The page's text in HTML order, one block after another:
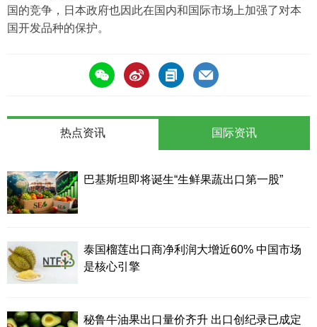
国的竞争，日本政府也因此在国内和国际市场上加强了对本
国开发品种的保护。
热点资讯
巴基斯坦即将诞生“生鲜果蔬出口第一股”
泰国榴莲出口商净利润大增近60% 中国市场
是核心引擎
秘鲁牛油果出口量价齐升 出口创纪录已成定
国际资讯